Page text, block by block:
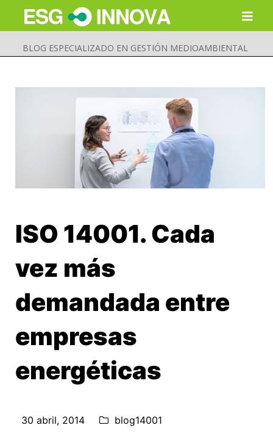
BLOG ESPECIALIZADO EN GESTIÓN MEDIOAMBIENTAL
Buscar Enviar
ISO 14001. Cada
vez más
demandada entre
empresas
energéticas
30 abril, 2014 blog14001